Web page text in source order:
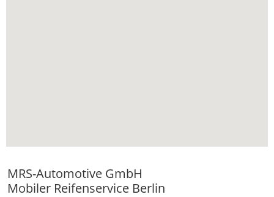
MRS-Automotive GmbH
Mobiler Reifenservice Berlin